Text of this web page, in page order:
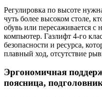
Регулировка по высоте
чуть более высоком столе,
обувь или пересаживается с
компьютер. Газлифт 4-го
безопасности и ресурса,
плавный ход, отсутствие
Эргономичная
поясница,